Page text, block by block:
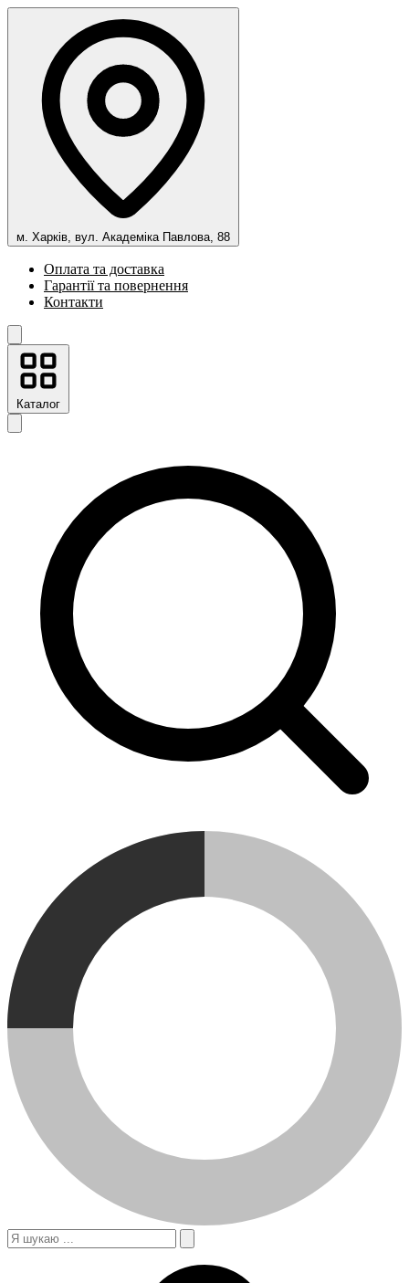
м. Харків, вул. Академіка Павлова, 88
Оплата та доставка
Гарантії та повернення
Контакти
Каталог